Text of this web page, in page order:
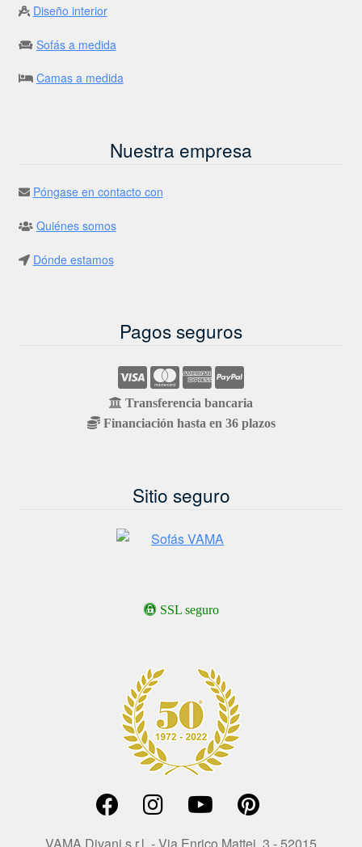
Diseño interior
Sofás a medida
Camas a medida
Nuestra empresa
Póngase en contacto con
Quiénes somos
Dónde estamos
Pagos seguros
Transferencia bancaria
Financiación hasta en 36 plazos
Sitio seguro
SSL seguro